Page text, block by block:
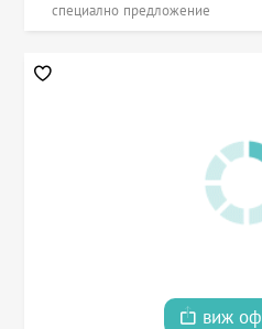
специално предложение
виж